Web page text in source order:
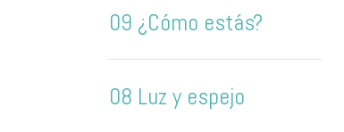
09 ¿Cómo estás?
08 Luz y espejo